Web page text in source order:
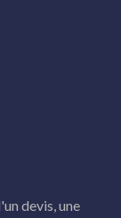
devis, une